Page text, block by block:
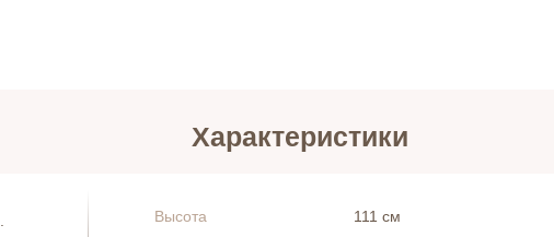
Характеристики
Высота
111 см